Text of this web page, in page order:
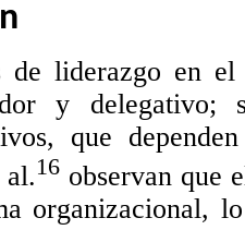
de liderazgo en
y delegativo;
que
al.16 observan que
organizacional,